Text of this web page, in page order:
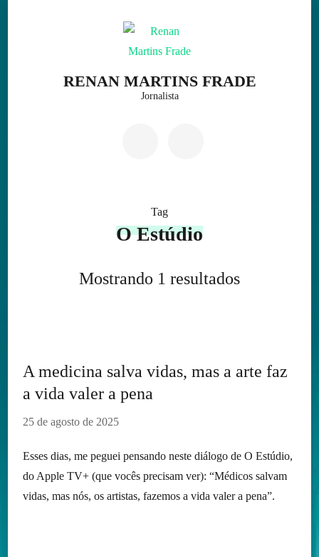
RENAN MARTINS FRADE
Jornalista
Tag
O Estúdio
Mostrando 1 resultados
A medicina salva vidas, mas a arte faz
a vida valer a pena
25 de agosto de 2025
Esses dias, me peguei pensando neste diálogo de O Estúdio,
do Apple TV+ (que vocês precisam ver): “Médicos salvam
vidas, mas nós, os artistas, fazemos a vida valer a pena”.